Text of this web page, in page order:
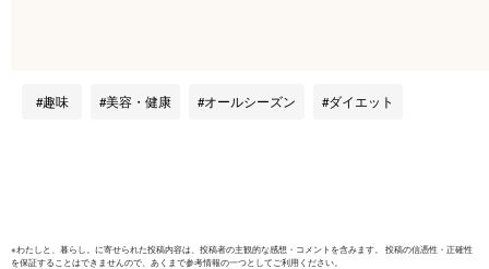
3グラム おすすめ 濃
趣味 美容・健康 オールシーズン ダイエット
※わたしと、暮らし。 に寄せられた投稿内容は、投稿者の主観的な感想・コメントを含みます。 投稿の信憑性・正確性
を保証することはできませんので、あくまで参考情報の一つとしてご利用ください。